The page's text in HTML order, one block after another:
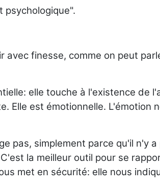
psychologique".
avec finesse, comme on peut
elle touche à l'existence de
Elle est émotionnelle. L'émotion
pas, simplement parce qu'il n'y
la meilleur outil pour se
met en sécurité: elle nous